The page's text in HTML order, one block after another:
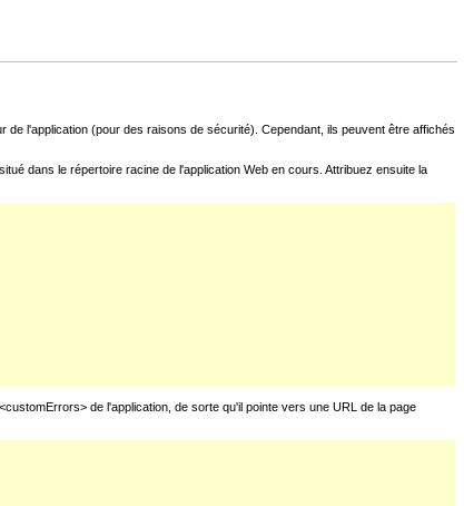
l'application (pour des raisons de sécurité). Cependant, ils peuvent être affichés
dans le répertoire racine de l'application Web en cours. Attribuez ensuite la
de l'application, de sorte qu'il pointe vers une URL de la page